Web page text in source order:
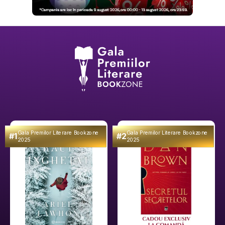
#1Gala Premilor Literare Bookzone
2025 #2Gala Premilor Literare Bookzone
2025